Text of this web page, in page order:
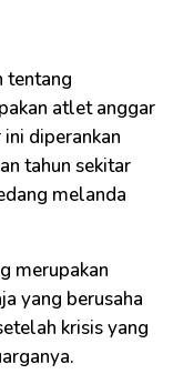
tentang
atlet anggar
diperankan
tahun sekitar
melanda
merupakan
yang berusaha
krisis yang